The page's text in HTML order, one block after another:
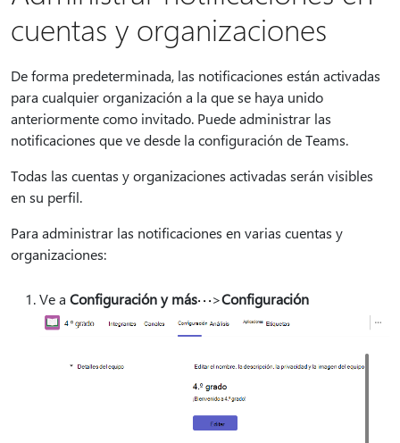
cuentas y organizaciones
De forma predeterminada, las notificaciones están activadas
para cualquier organización a la que se haya unido
anteriormente como invitado. Puede administrar las
notificaciones que ve desde la configuración de Teams.
Todas las cuentas y organizaciones activadas serán visibles
en su perfil.
Para administrar las notificaciones en varias cuentas y
organizaciones:
Ve a Configuración y más >Configuración